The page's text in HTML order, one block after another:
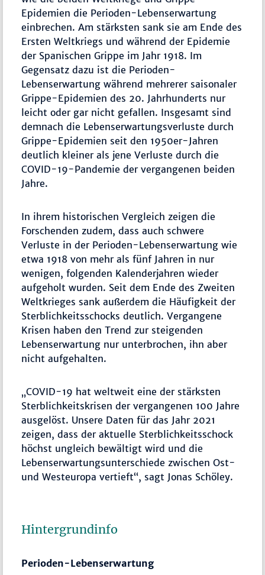
Epidemien die Perioden-Lebenserwartung
einbrechen. Am stärksten sank sie am Ende des
Ersten Weltkriegs und während der Epidemie
der Spanischen Grippe im Jahr 1918. Im
Gegensatz dazu ist die Perioden-
Lebenserwartung während mehrerer saisonaler
Grippe-Epidemien des 20. Jahrhunderts nur
leicht oder gar nicht gefallen. Insgesamt sind
demnach die Lebenserwartungsverluste durch
Grippe-Epidemien seit den 1950er-Jahren
deutlich kleiner als jene Verluste durch die
COVID-19-Pandemie der vergangenen beiden
Jahre.
In ihrem historischen Vergleich zeigen die
Forschenden zudem, dass auch schwere
Verluste in der Perioden-Lebenserwartung wie
etwa 1918 von mehr als fünf Jahren in nur
wenigen, folgenden Kalenderjahren wieder
aufgeholt wurden. Seit dem Ende des Zweiten
Weltkrieges sank außerdem die Häufigkeit der
Sterblichkeitsschocks deutlich. Vergangene
Krisen haben den Trend zur steigenden
Lebenserwartung nur unterbrochen, ihn aber
nicht aufgehalten.
„COVID-19 hat weltweit eine der stärksten
Sterblichkeitskrisen der vergangenen 100 Jahre
ausgelöst. Unsere Daten für das Jahr 2021
zeigen, dass der aktuelle Sterblichkeitsschock
höchst ungleich bewältigt wird und die
Lebenserwartungsunterschiede zwischen Ost-
und Westeuropa vertieft“, sagt Jonas Schöley.
Hintergrundinfo
Perioden-Lebenserwartung